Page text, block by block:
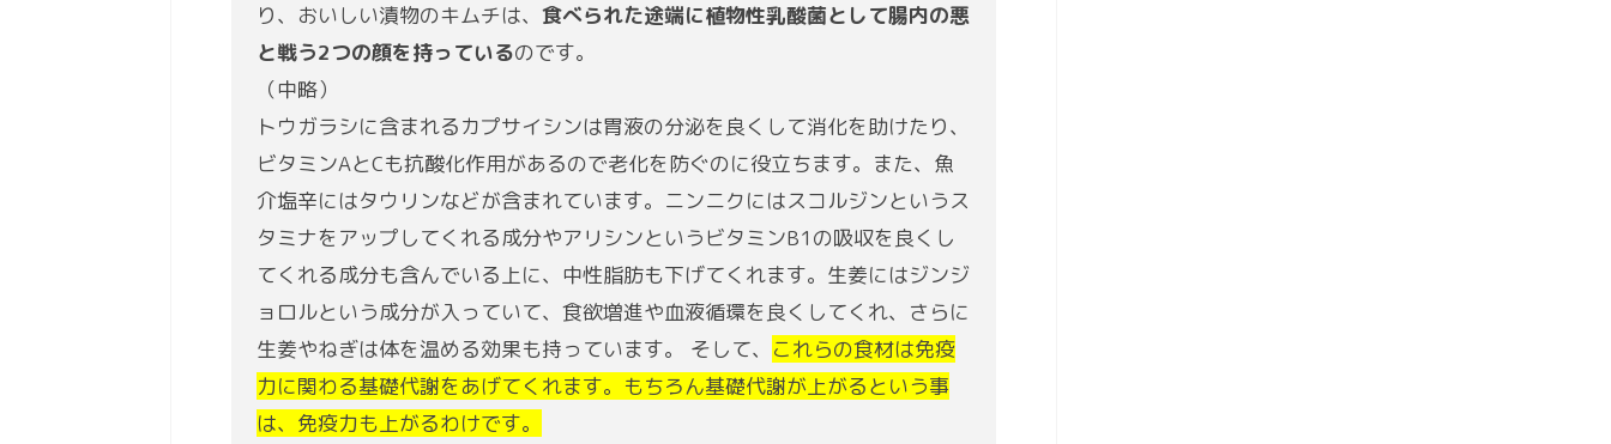
り、おいしい漬物のキムチは、 食べられた途端に植物性乳酸菌として腸内の悪
と戦う2つの顔を持っているのです。
（中略）
トウガラシに含まれるカプサイシンは胃液の分泌を良くして消化を助けたり、
ビタミンAとCも抗酸化作用があるので老化を防ぐのに役立ちます。また、魚
介塩辛にはタウリンなどが含まれています。ニンニクにはスコルジンというス
タミナをアップしてくれる成分やアリシンというビタミンB1の吸収を良くし
てくれる成分も含んでいる上に、中性脂肪も下げてくれます。生姜にはジンジ
ョロルという成分が入っていて、食欲増進や血液循環を良くしてくれ、さらに
生姜やねぎは体を温める効果も持っています。 そして、 これらの食材は免疫
力に関わる基礎代謝をあげてくれます。もちろん基礎代謝が上がるという事
は、免疫力も上がるわけです。